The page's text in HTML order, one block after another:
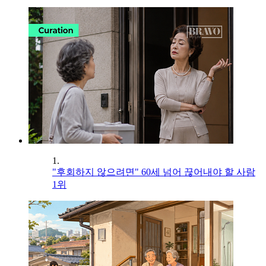
1.
"후회하지 않으려면" 60세 넘어 끊어내야 할 사람
1위